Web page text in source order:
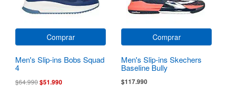
Comprar
Men's Slip-ins Bobs Squad
4
$64.990$51.990
Comprar
Men's Slip-ins Skechers
Baseline Bully
$117.990